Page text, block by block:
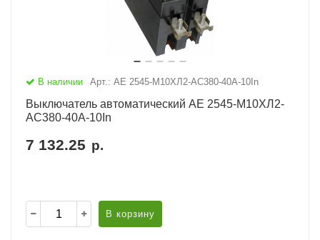
В наличии Арт.: АЕ 2545-М10ХЛ2-AC380-40А-10In
Выключатель автоматический АЕ 2545-М10ХЛ2-
AC380-40А-10In
7 132.25 р.
В корзину